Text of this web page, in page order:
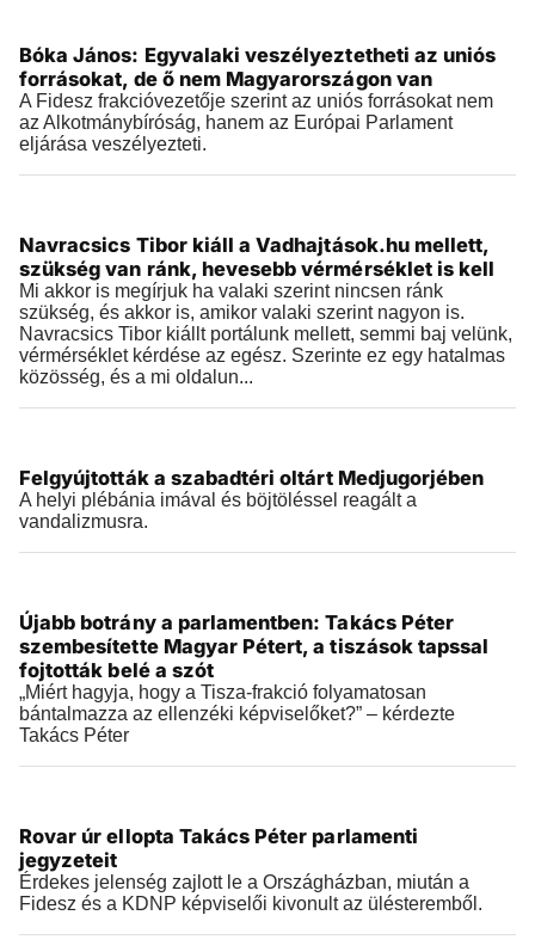
2026.07.29 |17:31
Bóka János: Egyvalaki veszélyeztetheti az uniós
forrásokat, de ő nem Magyarországon van
A Fidesz frakcióvezetője szerint az uniós forrásokat nem
az Alkotmánybíróság, hanem az Európai Parlament
eljárása veszélyezteti.
2026.07.29 |14:57
Navracsics Tibor kiáll a Vadhajtások.hu mellett,
szükség van ránk, hevesebb vérmérséklet is kell
Mi akkor is megírjuk ha valaki szerint nincsen ránk
szükség, és akkor is, amikor valaki szerint nagyon is.
Navracsics Tibor kiállt portálunk mellett, semmi baj velünk,
vérmérséklet kérdése az egész. Szerinte ez egy hatalmas
közösség, és a mi oldalun...
2026.07.28 |20:35
Felgyújtották a szabadtéri oltárt Medjugorjében
A helyi plébánia imával és böjtöléssel reagált a
vandalizmusra.
2026.07.28 |09:59
Újabb botrány a parlamentben: Takács Péter
szembesítette Magyar Pétert, a tiszások tapssal
fojtották belé a szót
„Miért hagyja, hogy a Tisza-frakció folyamatosan
bántalmazza az ellenzéki képviselőket?” – kérdezte
Takács Péter
2026.07.27 | 16:53
Rovar úr ellopta Takács Péter parlamenti
jegyzeteit
Érdekes jelenség zajlott le a Országházban, miután a
Fidesz és a KDNP képviselői kivonult az ülésteremből.